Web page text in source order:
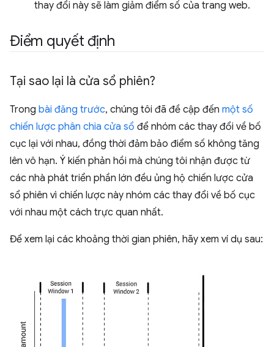
thay đổi này sẽ làm giảm điểm số của trang web.
Điểm quyết định
Tại sao lại là cửa sổ phiên?
Trong bài đăng trước, chúng tôi đã đề cập đến một số
chiến lược phân chia cửa sổ để nhóm các thay đổi về bố
cục lại với nhau, đồng thời đảm bảo điểm số không tăng
lên vô hạn. Ý kiến phản hồi mà chúng tôi nhận được từ
các nhà phát triển phần lớn đều ủng hộ chiến lược cửa
sổ phiên vì chiến lược này nhóm các thay đổi về bố cục
với nhau một cách trực quan nhất.
Để xem lại các khoảng thời gian phiên, hãy xem ví dụ sau: